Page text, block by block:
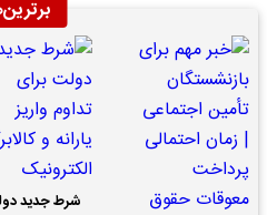
شرط جدید